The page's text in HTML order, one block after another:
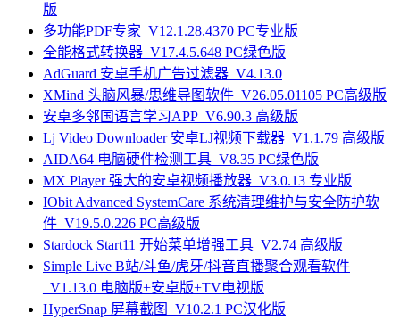
版
多功能PDF专家_V12.1.28.4370 PC专业版
全能格式转换器_V17.4.5.648 PC绿色版
AdGuard 安卓手机广告过滤器_V4.13.0
XMind 头脑风暴/思维导图软件_V26.05.01105 PC高级版
安卓多邻国语言学习APP_V6.90.3 高级版
Lj Video Downloader 安卓LJ视频下载器_V1.1.79 高级版
AIDA64 电脑硬件检测工具_V8.35 PC绿色版
MX Player 强大的安卓视频播放器_V3.0.13 专业版
IObit Advanced SystemCare 系统清理维护与安全防护软
件_V19.5.0.226 PC高级版
Stardock Start11 开始菜单增强工具_V2.74 高级版
Simple Live B站/斗鱼/虎牙/抖音直播聚合观看软件
_V1.13.0 电脑版+安卓版+TV电视版
HyperSnap 屏幕截图_V10.2.1 PC汉化版